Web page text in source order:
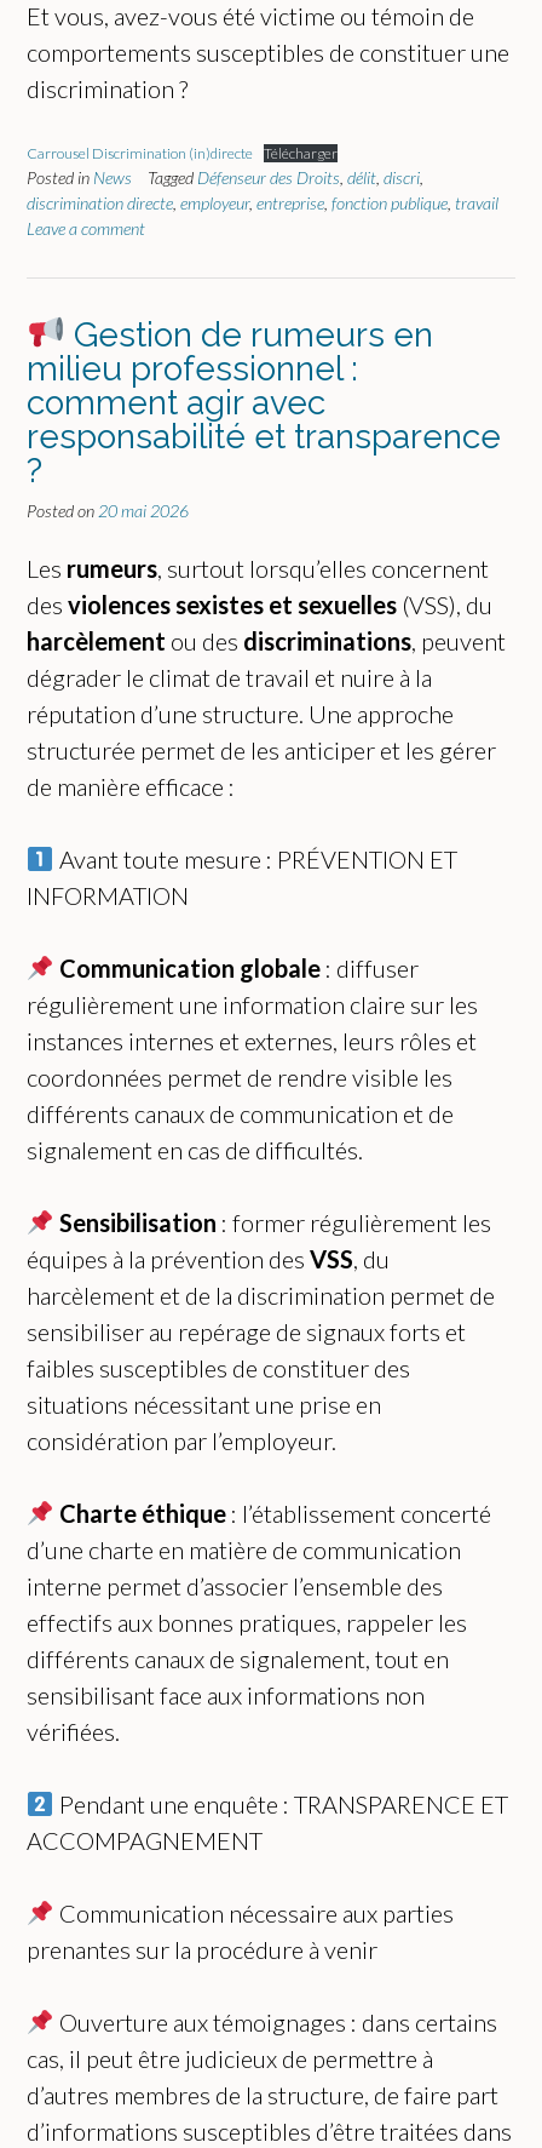
Et vous, avez-vous été victime ou témoin de
comportements susceptibles de constituer une
discrimination ?
Carrousel Discrimination (in)directe Télécharger
Posted in News Tagged Défenseur des Droits, délit, discri,
discrimination directe, employeur, entreprise, fonction publique, travail
Leave a comment
Gestion de rumeurs en
milieu professionnel :
comment agir avec
responsabilité et transparence
?
Posted on 20 mai 2026
Les rumeurs, surtout lorsqu’elles concernent
des violences sexistes et sexuelles (VSS), du
harcèlement ou des discriminations, peuvent
dégrader le climat de travail et nuire à la
réputation d’une structure. Une approche
structurée permet de les anticiper et les gérer
de manière efficace :
Avant toute mesure : PRÉVENTION ET
INFORMATION
Communication globale: diffuser
régulièrement une information claire sur les
instances internes et externes, leurs rôles et
coordonnées permet de rendre visible les
différents canaux de communication et de
signalement en cas de difficultés.
Sensibilisation : former régulièrement les
équipes à la prévention des VSS, du
harcèlement et de la discrimination permet de
sensibiliser au repérage de signaux forts et
faibles susceptibles de constituer des
situations nécessitant une prise en
considération par l’employeur.
Charte éthique: l’établissement concerté
d’une charte en matière de communication
interne permet d’associer l’ensemble des
effectifs aux bonnes pratiques, rappeler les
différents canaux de signalement, tout en
sensibilisant face aux informations non
vérifiées.
Pendant une enquête : TRANSPARENCE ET
ACCOMPAGNEMENT
Communication nécessaire aux parties
prenantes sur la procédure à venir
Ouverture aux témoignages : dans certains
cas, il peut être judicieux de permettre à
d’autres membres de la structure, de faire part
d’informations susceptibles d’être traitées dans